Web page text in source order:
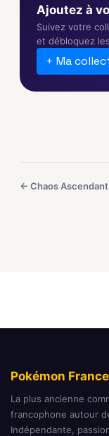
Ajoutez à
Suivez votre
et débloquez
+ Ma
← Chaos Ascendant
Pokémon France
La plus ancienne
francophone autour
Indépendante,